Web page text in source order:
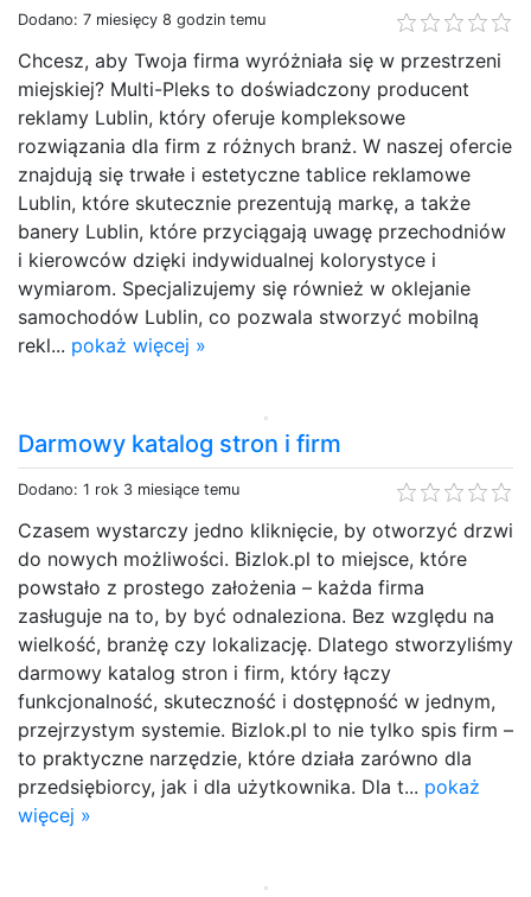
Dodano: 7 miesięcy 8 godzin temu
Chcesz, aby Twoja firma wyróżniała się w przestrzeni
miejskiej? Multi-Pleks to doświadczony producent
reklamy Lublin, który oferuje kompleksowe
rozwiązania dla firm z różnych branż. W naszej ofercie
znajdują się trwałe i estetyczne tablice reklamowe
Lublin, które skutecznie prezentują markę, a także
banery Lublin, które przyciągają uwagę przechodniów
i kierowców dzięki indywidualnej kolorystyce i
wymiarom. Specjalizujemy się również w oklejanie
samochodów Lublin, co pozwala stworzyć mobilną
rekl... pokaż więcej »
Darmowy katalog stron i firm
Dodano: 1 rok 3 miesiące temu
Czasem wystarczy jedno kliknięcie, by otworzyć drzwi
do nowych możliwości. Bizlok.pl to miejsce, które
powstało z prostego założenia – każda firma
zasługuje na to, by być odnaleziona. Bez względu na
wielkość, branżę czy lokalizację. Dlatego stworzyliśmy
darmowy katalog stron i firm, który łączy
funkcjonalność, skuteczność i dostępność w jednym,
przejrzystym systemie. Bizlok.pl to nie tylko spis firm –
to praktyczne narzędzie, które działa zarówno dla
przedsiębiorcy, jak i dla użytkownika. Dla t... pokaż
więcej »